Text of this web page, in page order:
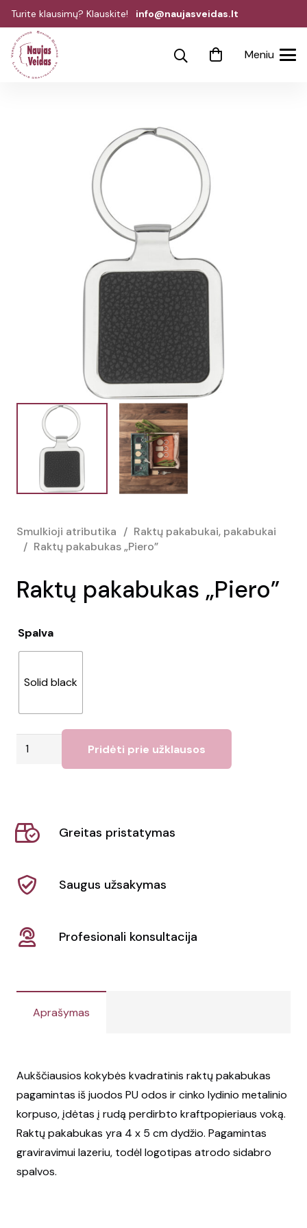
Turite klausimų? Klauskite! info@naujasveidas.lt
Meniu
Smulkioji atributika / Raktų pakabukai, pakabukai
/ Raktų pakabukas „Piero”
Raktų pakabukas „Piero”
Spalva
Solid black
produkto
Pridėti prie užklausos
Greitas pristatymas
Saugus užsakymas
Profesionali konsultacija
Aprašymas
Aukščiausios kokybės kvadratinis raktų pakabukas
pagamintas iš juodos PU odos ir cinko lydinio metalinio
korpuso, įdėtas į rudą perdirbto kraftpopieriaus voką.
Raktų pakabukas yra 4 x 5 cm dydžio. Pagamintas
graviravimui lazeriu, todėl logotipas atrodo sidabro
spalvos.